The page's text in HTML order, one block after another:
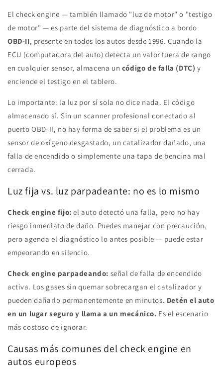
El check engine — también llamado "luz de motor" o "testigo
de motor" — es parte del sistema de diagnóstico a bordo
OBD-II, presente en todos los autos desde 1996. Cuando la
ECU (computadora del auto) detecta un valor fuera de rango
en cualquier sensor, almacena un código de falla (DTC) y
enciende el testigo en el tablero.
Lo importante: la luz por sí sola no dice nada. El código
almacenado sí. Sin un scanner profesional conectado al
puerto OBD-II, no hay forma de saber si el problema es un
sensor de oxígeno desgastado, un catalizador dañado, una
falla de encendido o simplemente una tapa de bencina mal
cerrada.
Luz fija vs. luz parpadeante: no es lo mismo
Check engine fijo: el auto detectó una falla, pero no hay
riesgo inmediato de daño. Puedes manejar con precaución,
pero agenda el diagnóstico lo antes posible — puede estar
empeorando en silencio.
Check engine parpadeando: señal de falla de encendido
activa. Los gases sin quemar sobrecargan el catalizador y
pueden dañarlo permanentemente en minutos. Detén el auto
en un lugar seguro y llama a un mecánico. Es el escenario
más costoso de ignorar.
Causas más comunes del check engine en
autos europeos